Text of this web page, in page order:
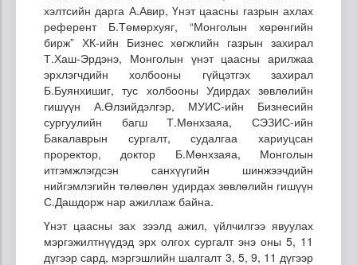
хэлтсийн дарга А.Авир, Үнэт цаасны газрын ахлах
референт Б.Төмөрхуяг, “Монголын хөрөнгийн
бирж” ХК-ийн Бизнес хөгжлийн газрын захирал
Т.Хаш-Эрдэнэ, Монголын үнэт цаасны арилжаа
эрхлэгчдийн холбооны гүйцэтгэх захирал
Б.Буянхишиг, тус холбооны Удирдах зөвлөлийн
гишүүн А.Өлзийдэлгэр, МУИС-ийн Бизнесийн
сургуулийн багш Т.Мөнхзаяа, СЭЗИС-ийн
Бакалаврын сургалт, судалгаа хариуцсан
проректор, доктор Б.Мөнхзаяа, Монголын
итгэмжлэгдсэн санхүүгийн шинжээчдийн
нийгэмлэгийн төлөөлөн удирдах зөвлөлийн гишүүн
С.Дашдорж нар ажиллаж байна.
Үнэт цаасны зах зээлд ажил, үйлчилгээ явуулах
мэргэжилтнүүдэд эрх олгох сургалт энэ оны 5, 11
дүгээр сард, мэргэшлийн шалгалт 3, 5, 9, 11 дүгээр